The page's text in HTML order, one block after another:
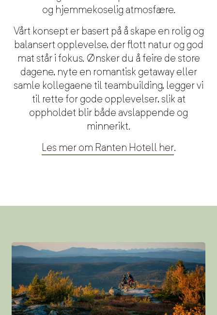
og hjemmekoselig atmosfære.
Vårt konsept er basert på å skape en rolig og
balansert opplevelse, derflott natur og god
mat står i fokus. Ønsker du å feire de store
dagene, nyte en romantisk getaway eller
samle kollegaene til teambuilding, legger vi
til rette for gode opplevelser, slik at
oppholdet blir både avslappende og
minnerikt.
Les mer om Ranten Hotell her.